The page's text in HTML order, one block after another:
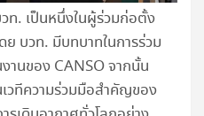
ท. เป็นหนึ่งในผู้ร่วมก่อตั้ง
บวท. มีบทบาทในการร่วม
านของ CANSO จากนั้น
วทีความร่วมมือสำคัญของ